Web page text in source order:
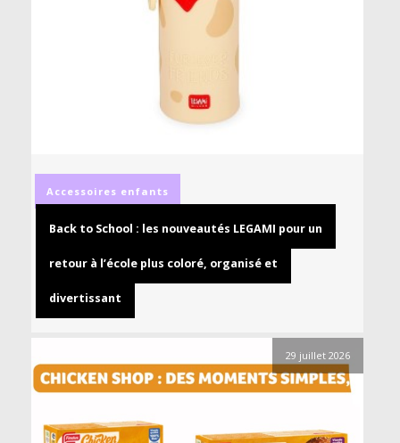
Accessoires enfants
Back to School : les nouveautés LEGAMI pour un
retour à l’école plus coloré, organisé et
divertissant
29 juillet 2026